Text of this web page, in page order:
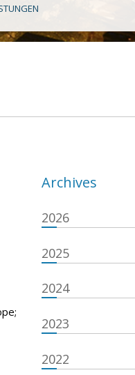
Archives
2026
2025
2024
2023
2022